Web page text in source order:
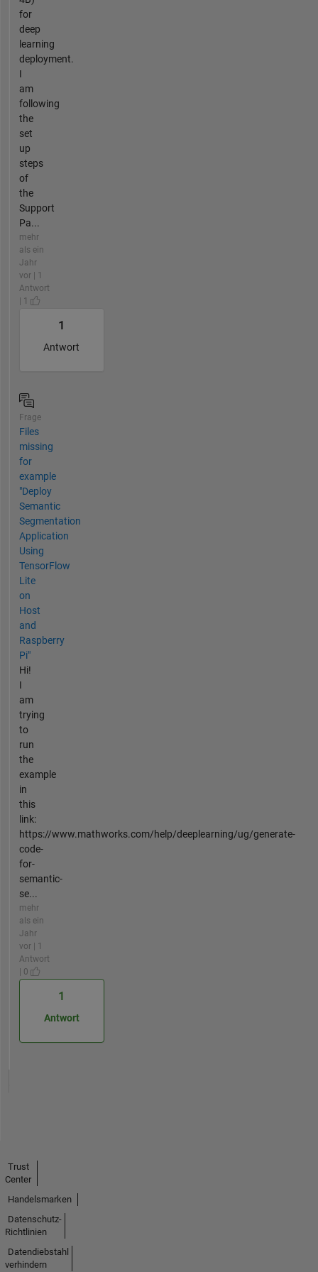
for
deep
learning
deployment.
I
am
following
the
set
up
steps
of
the
Support
Pa...
mehr
als ein
Jahr
vor | 1
Antwort
| 1
1
Antwort
Frage
Files
missing
for
example
"Deploy
Semantic
Segmentation
Application
Using
TensorFlow
Lite
on
Host
and
Raspberry
Pi"
Hi!
I
am
trying
to
run
the
example
in
this
link:
https://www.mathworks.com/help/deeplearning/ug/generate-
code-
for-
semantic-
se...
mehr
als ein
Jahr
vor | 1
Antwort
| 0
1
Antwort
Trust
Center
Handelsmarken
Datenschutz-
Richtlinien
Datendiebstahl
verhindern